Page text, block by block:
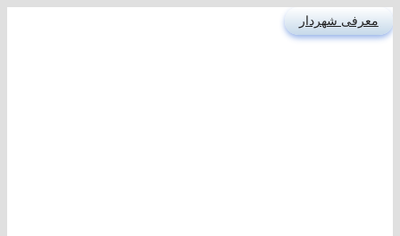
معرفی شهردار